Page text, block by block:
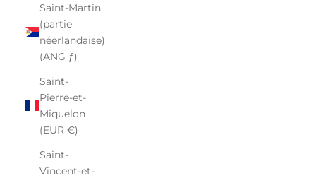
Saint-Martin
(partie
néerlandaise)
(ANG ƒ)
Saint-
Pierre-et-
Miquelon
(EUR €)
Saint-
Vincent-et-